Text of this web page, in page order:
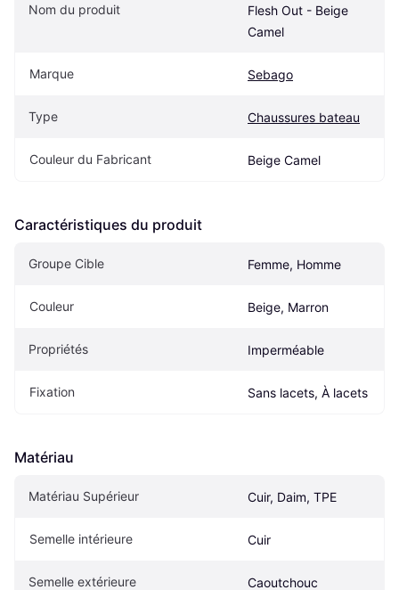
Nom du produit
Flesh Out - Beige
Camel
Marque Sebago
Type Chaussures bateau
Couleur du Fabricant Beige Camel
Caractéristiques du produit
Groupe Cible Femme, Homme
Couleur Beige, Marron
Propriétés Imperméable
Fixation Sans lacets, À lacets
Matériau
Matériau Supérieur Cuir, Daim, TPE
Semelle intérieure Cuir
Semelle extérieure Caoutchouc